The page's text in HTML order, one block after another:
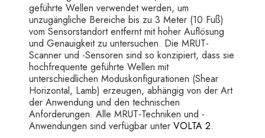
geführte Wellen verwendet werden, um
unzugängliche Bereiche bis zu 3 Meter (10 Fuß)
vom Sensorstandort entfernt mit hoher Auflösung
und Genauigkeit zu untersuchen. Die MRUT-
Scanner und -Sensoren sind so konzipiert, dass sie
hochfrequente geführte Wellen mit
unterschiedlichen Moduskonfigurationen (Shear
Horizontal, Lamb) erzeugen, abhängig von der Art
der Anwendung und den technischen
Anforderungen. Alle MRUT-Techniken und -
Anwendungen sind verfügbar unter VOLTA 2.